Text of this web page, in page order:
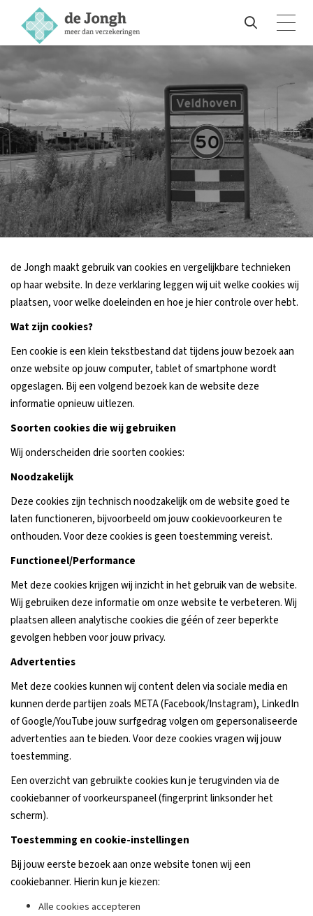
de Jongh maakt gebruik van cookies en vergelijkbare technieken
op haar website. In deze verklaring leggen wij uit welke cookies wij
plaatsen, voor welke doeleinden en hoe je hier controle over hebt.
Wat zijn cookies?
Een cookie is een klein tekstbestand dat tijdens jouw bezoek aan
onze website op jouw computer, tablet of smartphone wordt
opgeslagen. Bij een volgend bezoek kan de website deze
informatie opnieuw uitlezen.
Soorten cookies die wij gebruiken
Wij onderscheiden drie soorten cookies:
Noodzakelijk
Deze cookies zijn technisch noodzakelijk om de website goed te
laten functioneren, bijvoorbeeld om jouw cookievoorkeuren te
onthouden. Voor deze cookies is geen toestemming vereist.
Functioneel/Performance
Met deze cookies krijgen wij inzicht in het gebruik van de website.
Wij gebruiken deze informatie om onze website te verbeteren. Wij
plaatsen alleen analytische cookies die géén of zeer beperkte
gevolgen hebben voor jouw privacy.
Advertenties
Met deze cookies kunnen wij content delen via sociale media en
kunnen derde partijen zoals META (Facebook/Instagram), LinkedIn
of Google/YouTube jouw surfgedrag volgen om gepersonaliseerde
advertenties aan te bieden. Voor deze cookies vragen wij jouw
toestemming.
Een overzicht van gebruikte cookies kun je terugvinden via de
cookiebanner of voorkeurspaneel (fingerprint linksonder het
scherm).
Toestemming en cookie-instellingen
Bij jouw eerste bezoek aan onze website tonen wij een
cookiebanner. Hierin kun je kiezen:
Alle cookies accepteren